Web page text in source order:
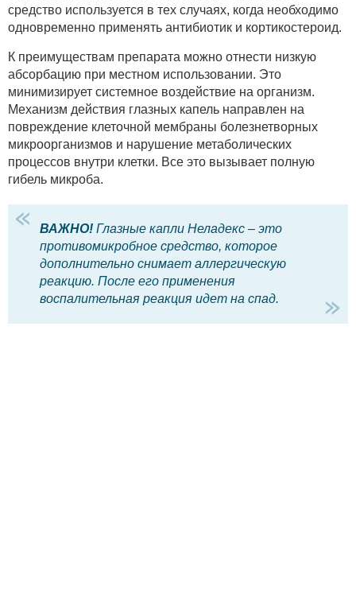
средство используется в тех случаях, когда необходимо
одновременно применять антибиотик и кортикостероид.
К преимуществам препарата можно отнести низкую
абсорбацию при местном использовании. Это
минимизирует системное воздействие на организм.
Механизм действия глазных капель направлен на
повреждение клеточной мембраны болезнетворных
микроорганизмов и нарушение метаболических
процессов внутри клетки. Все это вызывает полную
гибель микроба.
ВАЖНО! Глазные капли Неладекс – это
противомикробное средство, которое
дополнительно снимает аллергическую
реакцию. После его применения
воспалительная реакция идет на спад.